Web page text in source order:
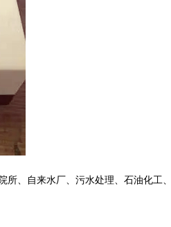
、自来水厂、污水处理、石油化工